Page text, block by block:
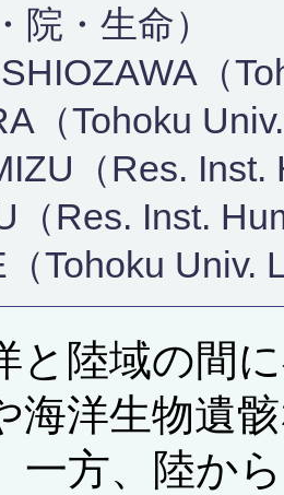
院・生命）
（
（Tohoku
（Res. Inst.
（Res. Inst.
Tohoku Univ.
陸域の間
海洋生物遺
一方、陸か